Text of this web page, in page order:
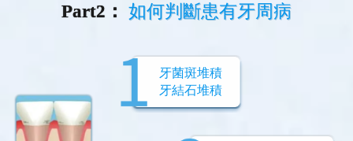
Part2： 如何判斷患有牙周病
牙菌斑堆積
牙結石堆積